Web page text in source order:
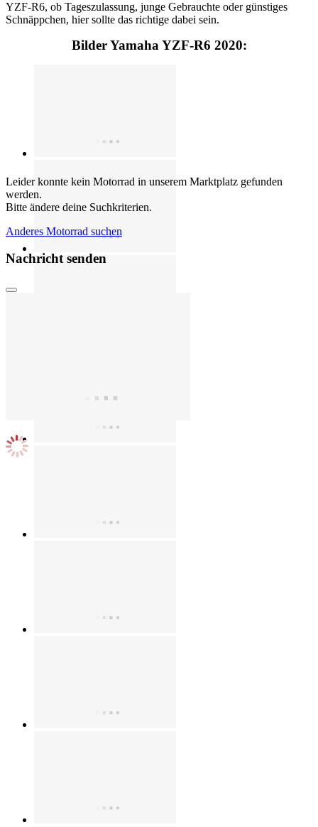
YZF-R6, ob Tageszulassung, junge Gebrauchte oder günstiges
Schnäppchen, hier sollte das richtige dabei sein.
Bilder Yamaha YZF-R6 2020:
Leider konnte kein Motorrad in unserem Marktplatz gefunden
werden.
Bitte ändere deine Suchkriterien.
Anderes Motorrad suchen
Nachricht senden